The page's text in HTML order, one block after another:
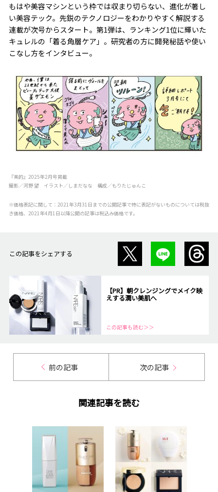
もはや美容マシンという枠では収まり切らない、進化が著し
い美容テック。先鋭のテクノロジーをわかりやすく解説する
連載が次号からスタート。第1弾は、ランキング1位に輝いた
キュレルの「着る角層ケア」。研究者の方に開発秘話や使い
こなし方をインタビュー。
『美的』2025年2月号掲載
撮影／河野 望 イラスト／しまだなな 構成／もりたじゅんこ
※価格表記に関して：2021年3月31日までの公開記事で特に表記がないものについては税抜
き価格、2021年4月1日以降公開の記事は税込み価格です。
この記事をシェアする
【PR】朝クレンジングでメイク映
えする潤い美肌へ
この記事も読む＞＞
前の記事 次の記事
関連記事を読む